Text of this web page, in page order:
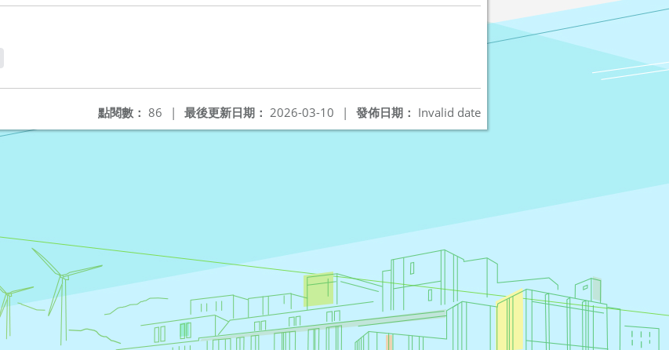
發佈日期： Invalid date
最後更新日期： 2026-03-10 |
點閱數： 86 |